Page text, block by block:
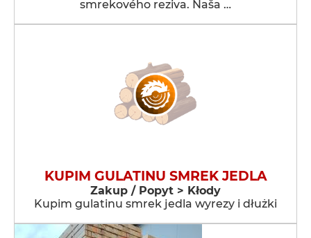
smrekového reziva. Naša …
KUPIM GULATINU SMREK JEDLA
Zakup / Popyt > Kłody
Kupim gulatinu smrek jedla wyrezy i dłużki